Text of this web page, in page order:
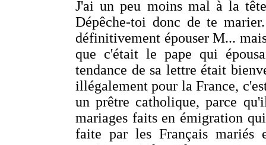
J'ai un peu moins mal à la
Dépêche-toi donc de te
définitivement épouser M...
que c'était le pape qui
tendance de sa lettre était
illégalement pour la France,
un prêtre catholique, parce
mariages faits en émigration
faite par les Français mariés